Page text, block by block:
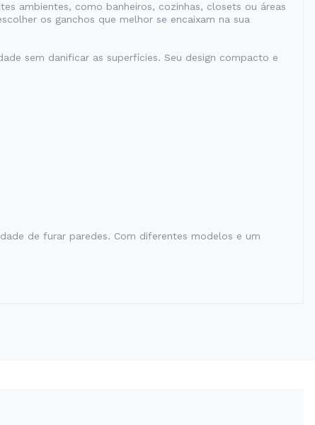
ambientes, como banheiros, cozinhas, closets ou áreas
os ganchos que melhor se encaixam na sua
sem danificar as superfícies. Seu design compacto e
de furar paredes. Com diferentes modelos e um